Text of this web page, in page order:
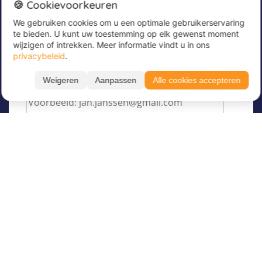
Meld u nu aan voor onze nieuwsbrief om
geweldige aanbiedingen te ontvangen en op de
hoogte te blijven!
Voer hier uw e-mailadres in*
🍪 Cookievoorkeuren
We gebruiken cookies om u een optimale gebruikerservaring
te bieden. U kunt uw toestemming op elk gewenst moment
wijzigen of intrekken. Meer informatie vindt u in ons
privacybeleid.
Weigeren Aanpassen Alle cookies accepteren